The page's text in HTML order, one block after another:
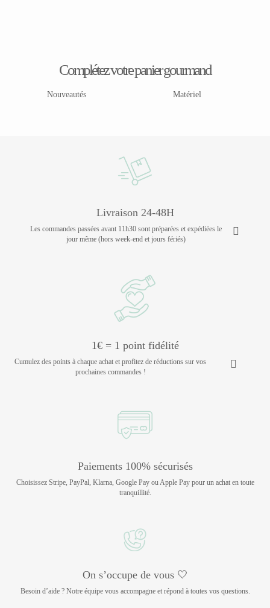
Complétez votre panier gourmand
Nouveautés Matériel
Livraison 24-48H
Les commandes passées avant 11h30 sont préparées et expédiées le
jour même (hors week-end et jours fériés)
1€ = 1 point fidélité
Cumulez des points à chaque achat et profitez de réductions sur vos
prochaines commandes !
Paiements 100% sécurisés
Choisissez Stripe, PayPal, Klarna, Google Pay ou Apple Pay pour un achat en toute
tranquillité.
On s’occupe de vous 🤍
Besoin d’aide ? Notre équipe vous accompagne et répond à toutes vos questions.